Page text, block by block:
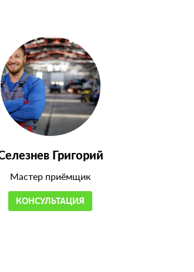
Григорий
Мастер приёмщик
КОНСУЛЬТАЦИЯ